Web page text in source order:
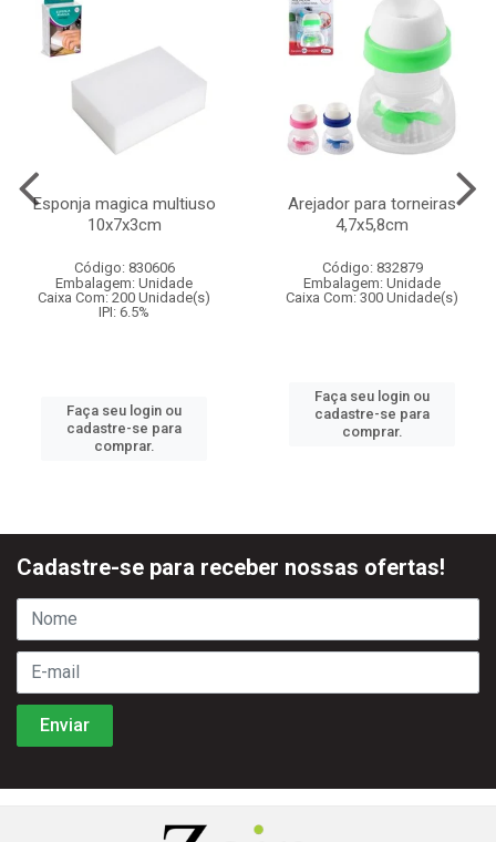
Esponja magica multiuso
10x7x3cm
Código: 830606
Embalagem: Unidade
Caixa Com: 200 Unidade(s)
IPI: 6.5%
Faça seu login ou
cadastre-se para
comprar.
Arejador para torneiras
4,7x5,8cm
Código: 832879
Embalagem: Unidade
Caixa Com: 300 Unidade(s)
Faça seu login ou
cadastre-se para
comprar.
Cadastre-se para receber nossas ofertas!